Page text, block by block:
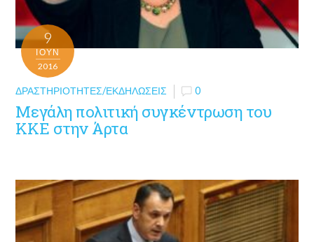
9
ΙΟΎΝ
2016
ΔΡΑΣΤΗΡΙΌΤΗΤΕΣ/ΕΚΔΗΛΏΣΕΙΣ 0
Μεγάλη πολιτική συγκέντρωση του
ΚΚΕ στην Άρτα